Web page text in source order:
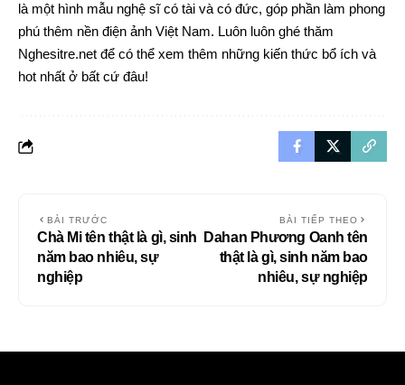
là một hình mẫu nghệ sĩ có tài và có đức, góp phần làm phong
phú thêm nền điện ảnh Việt Nam. Luôn luôn ghé thăm
Nghesitre.net để có thể xem thêm những kiến thức bổ ích và
hot nhất ở bất cứ đâu!
BÀI TRƯỚC
Chà Mi tên thật là gì, sinh
năm bao nhiêu, sự
nghiệp
BÀI TIẾP THEO
Dahan Phương Oanh tên
thật là gì, sinh năm bao
nhiêu, sự nghiệp